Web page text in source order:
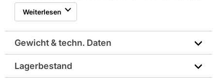
Eigenschaften HaWe Pad Reinigungsbrett:
* aus Kunststoff mit aufgeklebtem Klebeband
Größe: 230x110mm
Weiterlesen
Gewicht & techn. Daten
Gewicht pro Verkaufseinheit: 0,3 kg
Lagerbestand